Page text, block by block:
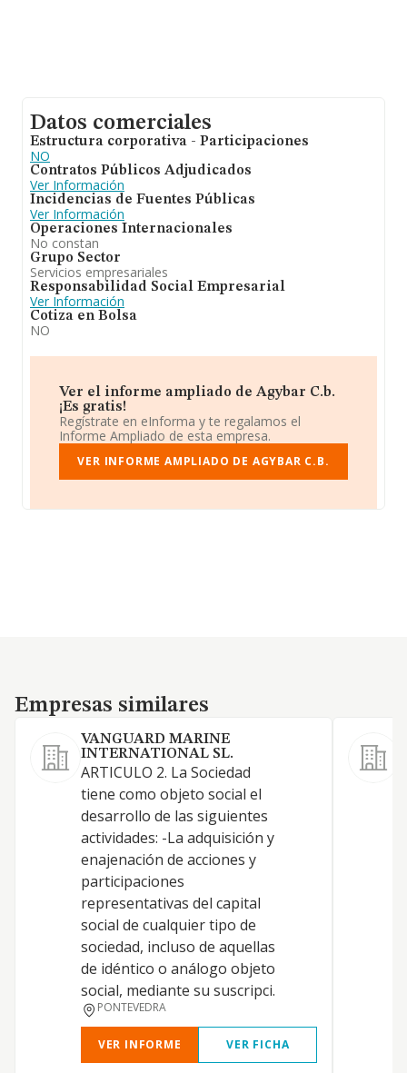
Datos comerciales
Estructura corporativa - Participaciones
NO
Contratos Públicos Adjudicados
Ver Información
Incidencias de Fuentes Públicas
Ver Información
Operaciones Internacionales
No constan
Grupo Sector
Servicios empresariales
Responsabilidad Social Empresarial
Ver Información
Cotiza en Bolsa
NO
Ver el informe ampliado de Agybar C.b.
¡Es gratis!
Regístrate en eInforma y te regalamos el
Informe Ampliado de esta empresa.
VER INFORME AMPLIADO DE AGYBAR C.B.
Empresas similares
Empresas similares
VANGUARD MARINE
INTERNATIONAL SL.
ARTICULO 2. La Sociedad
tiene como objeto social el
desarrollo de las siguientes
actividades: -La adquisición y
enajenación de acciones y
participaciones
representativas del capital
social de cualquier tipo de
sociedad, incluso de aquellas
de idéntico o análogo objeto
social, mediante su suscripci.
PONTEVEDRA
VER INFORME VER FICHA